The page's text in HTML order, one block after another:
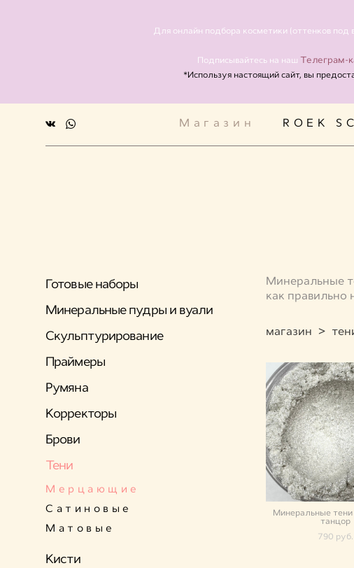
Для онлайн подбора косметики (оттенков
Подписывайтесь на наш Телеграм-
*Используя настоящий сайт, вы
Магазин ROEK
Готовые наборы
Минеральные пудры и вуали
Скульптурирование
Праймеры
Румяна
Корректоры
Брови
Тени
Мерцающие
Сатиновые
Матовые
Кисти
Минеральные
как
магазин >
Минеральные
танцор
790 pуб.